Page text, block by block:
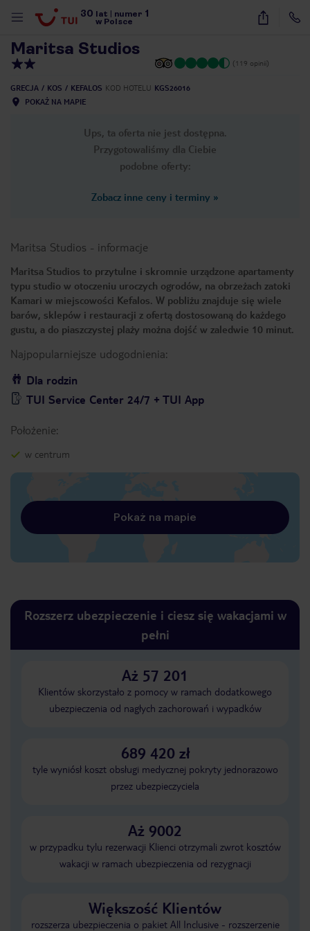
30 lat numer 1
w Polsce
14
Maritsa Studios
(119 opinii)
GRECJA KOS KEFALOS KOD HOTELU KGS26016
POKAŻ NA MAPIE
Ups, ta oferta nie jest dostępna.
Przygotowaliśmy dla Ciebie
podobne oferty:
Zobacz inne ceny i terminy »
Maritsa Studios - informacje
Maritsa Studios to przytulne i skromnie urządzone apartamenty
typu studio w otoczeniu uroczych ogrodów, na obrzeżach zatoki
Kamari w miejscowości Kefalos. W pobliżu znajduje się wiele
barów, sklepów i restauracji z ofertą dostosowaną do każdego
gustu, a do piaszczystej plaży można dojść w zaledwie 10 minut.
Najpopularniejsze udogodnienia:
Dla rodzin
TUI Service Center 24/7 + TUI App
Położenie:
w centrum
Pokaż na mapie
Rozszerz ubezpieczenie i ciesz się wakacjami w
pełni
Aż 57 201
Klientów skorzystało z pomocy w ramach dodatkowego
ubezpieczenia od nagłych zachorowań i wypadków
689 420 zł
tyle wyniósł koszt obsługi medycznej pokryty jednorazowo
przez ubezpieczyciela
Aż 9002
w przypadku tylu rezerwacji Klienci otrzymali zwrot kosztów
wakacji w ramach ubezpieczenia od rezygnacji
Większość Klientów
rozszerza ubezpieczenia o pakiet All Inclusive - rozszerzenie